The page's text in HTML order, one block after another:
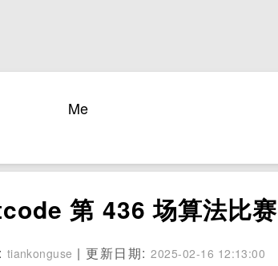
Me
第 436 场算法比赛
tiankonguse | 更新日期:2025-02-16 12:13:00